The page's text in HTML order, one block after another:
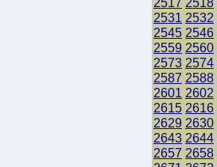
2531 2532
2545 2546
2559 2560
2573 2574
2587 2588
2601 2602
2615 2616
2629 2630
2643 2644
2657 2658